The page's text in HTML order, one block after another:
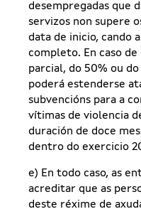
desempregadas que
servizos non supere
data de inicio, cando
completo. En caso
parcial, do 50% ou
poderá estenderse
subvencións para a
vítimas de violencia
duración de doce
dentro do exercicio
e) En todo caso, as
acreditar que as
deste réxime de